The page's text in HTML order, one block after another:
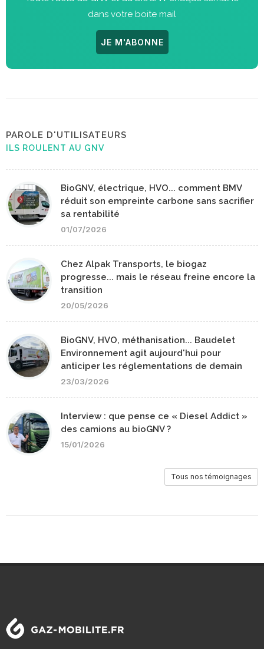
dans votre boite mail
JE M'ABONNE
PAROLE D'UTILISATEURS
ILS ROULENT AU GNV
BioGNV, électrique, HVO... comment BMV
réduit son empreinte carbone sans sacrifier
sa rentabilité
01/07/2026
Chez Alpak Transports, le biogaz
progresse... mais le réseau freine encore la
transition
20/05/2026
BioGNV, HVO, méthanisation... Baudelet
Environnement agit aujourd'hui pour
anticiper les réglementations de demain
23/03/2026
Interview : que pense ce « Diesel Addict »
des camions au bioGNV ?
15/01/2026
Tous nos témoignages